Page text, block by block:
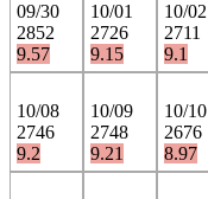
09/30
2852
9.57
10/01
2726
9.15
10/02
2711
9.1
10/08
2746
9.2
10/09
2748
9.21
10/10
2676
8.97